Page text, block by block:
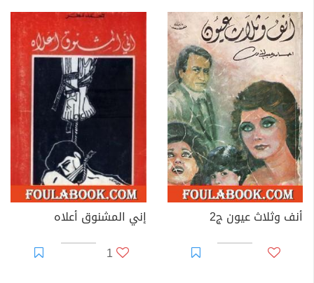
أنف وثلاث عيون ج2
إني المشنوق أعلاه
1